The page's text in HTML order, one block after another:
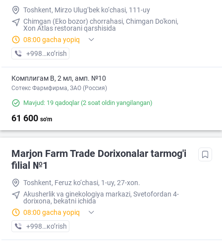
Toshkent, Mirzo Ulug‘bek ko‘chasi, 111-uy
Chimgan (Eko bozor) chorrahasi, Chimgan Do'koni,
Xon Atlas restorani qarshisida
08:00 gacha yopiq
+998 (99) XXX-XX-XX
кo’rish
Комплигам В, 2 мл, амп. №10
Сотекс Фармфирма, ЗАО (Россия)
Mavjud: 19 qadoqlar(2 soat oldin yangilangan)
61 600 so'm
Marjon Farm Trade Dorixonalar tarmog'i
filial №1
Toshkent, Feruz ko‘chasi, 1-uy, 27-xon.
Akusherlik va ginekologiya markazi, Svetofordan 4-
dorixona, bekatni ichida
08:00 gacha yopiq
+998 (77) XXX-XX-XX
кo’rish